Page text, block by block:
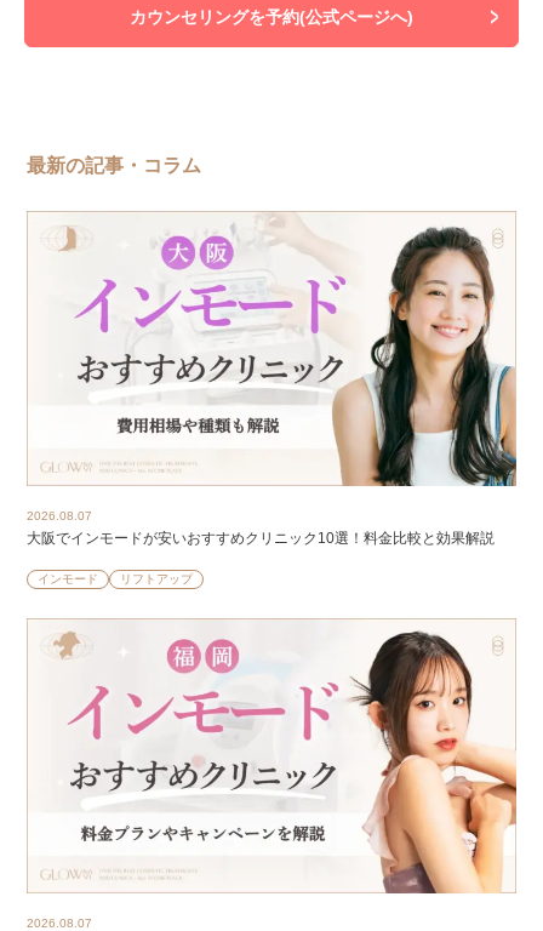
カウンセリングを予約(公式ページへ)
最新の記事・コラム
2026.08.07
大阪でインモードが安いおすすめクリニック10選！料金比較と効果解説
インモード リフトアップ
2026.08.07